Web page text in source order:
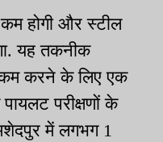
होगी और स्टील
यह तकनीक
कम करने के लिए एक
परीक्षणों के
में लगभग 1